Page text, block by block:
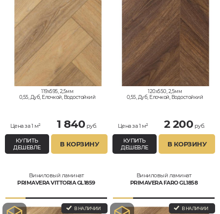
119x595, 2,5мм
0,55, Дуб, Елочкой, Водостойкий
Цена за 1 м² 1 840 руб.
КУПИТЬ
ДЕШЕВЛЕ
В КОРЗИНУ
120x550, 2,5мм
0,55, Дуб, Елочкой, Водостойкий
Цена за 1 м² 2 200 руб.
КУПИТЬ
ДЕШЕВЛЕ
В КОРЗИНУ
Виниловый ламинат
PRIMAVERA VITTORIA GL1859
В НАЛИЧИИ
Виниловый ламинат
PRIMAVERA FARO GL1858
В НАЛИЧИИ